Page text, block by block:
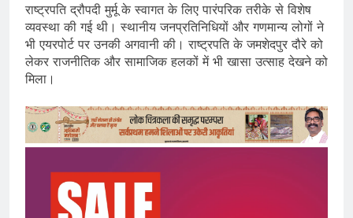
राष्ट्रपति द्रौपदी मुर्मू के स्वागत के लिए पारंपरिक तरीके से विशेष
व्यवस्था की गई थी। स्थानीय जनप्रतिनिधियों और गणमान्य लोगों ने
भी एयरपोर्ट पर उनकी अगवानी की। राष्ट्रपति के जमशेदपुर दौरे को
लेकर राजनीतिक और सामाजिक हलकों में भी खासा उत्साह देखने को
मिला।